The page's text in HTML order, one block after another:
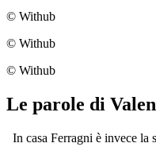
© Withub
© Withub
© Withub
Le parole di
In casa Ferragni è invece la